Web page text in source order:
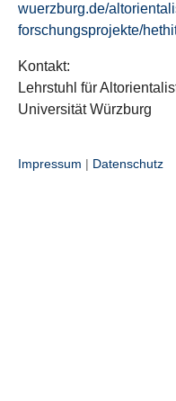
wuerzburg.de/
forschungsprojekte/
Kontakt:
Lehrstuhl für
Universität Würzburg
Impressum | Datenschutz